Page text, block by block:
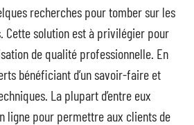
recherches pour tomber sur les
Cette solution est à privilégier pour
de qualité professionnelle. En
bénéficiant d’un savoir-faire et
La plupart d’entre eux
ligne pour permettre aux clients de